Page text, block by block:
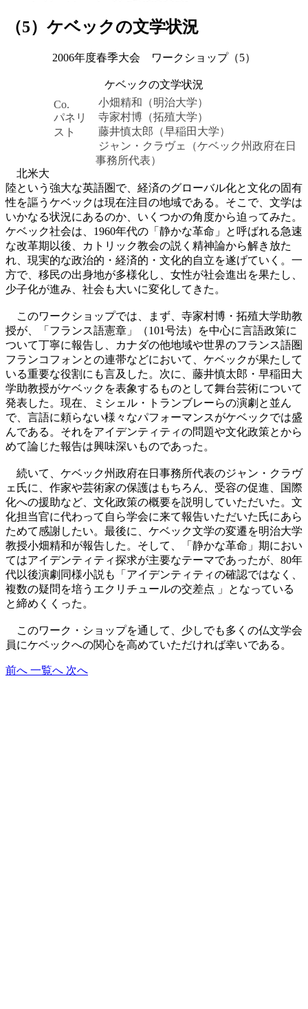
（5）ケベックの文学状況
2006年度春季大会 ワークショップ（5）
ケベックの文学状況
Co.
パネリ
スト
小畑精和（明治大学）
寺家村博（拓殖大学）
藤井慎太郎（早稲田大学）
ジャン・クラヴェ（ケベック州政府在日
事務所代表）
北米大
陸という強大な英語圏で、経済のグローバル化と文化の固有
性を謳うケベックは現在注目の地域である。そこで、文学は
いかなる状況にあるのか、いくつかの角度から迫ってみた。
ケベック社会は、1960年代の「静かな革命」と呼ばれる急速
な改革期以後、カトリック教会の説く精神論から解き放た
れ、現実的な政治的・経済的・文化的自立を遂げていく。一
方で、移民の出身地が多様化し、女性が社会進出を果たし、
少子化が進み、社会も大いに変化してきた。
このワークショップでは、まず、寺家村博・拓殖大学助教
授が、「フランス語憲章」（101号法）を中心に言語政策に
ついて丁寧に報告し、カナダの他地域や世界のフランス語圏
フランコフォンとの連帯などにおいて、ケベックが果たして
いる重要な役割にも言及した。次に、藤井慎太郎・早稲田大
学助教授がケベックを表象するものとして舞台芸術について
発表した。現在、ミシェル・トランブレーらの演劇と並ん
で、言語に頼らない様々なパフォーマンスがケベックでは盛
んである。それをアイデンティティの問題や文化政策とから
めて論じた報告は興味深いものであった。
続いて、ケベック州政府在日事務所代表のジャン・クラヴ
ェ氏に、作家や芸術家の保護はもちろん、受容の促進、国際
化への援助など、文化政策の概要を説明していただいた。文
化担当官に代わって自ら学会に来て報告いただいた氏にあら
ためて感謝したい。最後に、ケベック文学の変遷を明治大学
教授小畑精和が報告した。そして、「静かな革命」期におい
てはアイデンティティ探求が主要なテーマであったが、80年
代以後演劇同様小説も「アイデンティティの確認ではなく、
複数の疑問を培うエクリチュールの交差点 」となっている
と締めくくった。
このワーク・ショップを通して、少しでも多くの仏文学会
員にケベックへの関心を高めていただければ幸いである。
前へ 一覧へ 次へ